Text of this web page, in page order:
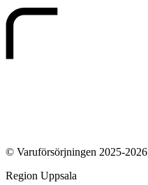
© Varuförsörjningen 2025-2026
Region Uppsala